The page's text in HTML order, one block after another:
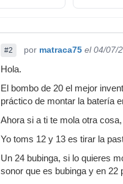
#2 por matraca75 el 04/07/
Hola.
El bombo de 20 el mejor
práctico de montar la batería
Ahora si a ti te mola otra
Yo toms 12 y 13 es tirar la
Un 24 bubinga, si lo quieres
sonor que es bubinga y en